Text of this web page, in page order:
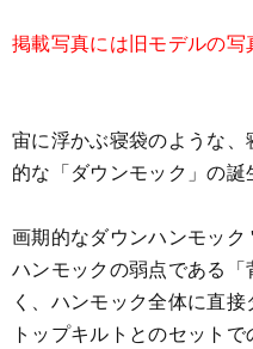
掲載写真には旧モデルの写
宙に浮かぶ寝袋のような
的な「ダウンモック」の誕
画期的なダウンハンモック
ハンモックの弱点である
く、ハンモック全体に直接
トップキルトとのセット